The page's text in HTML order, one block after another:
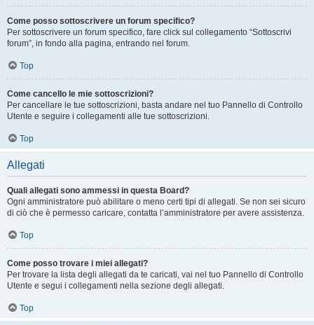
Come posso sottoscrivere un forum specifico?
Per sottoscrivere un forum specifico, fare click sul collegamento “Sottoscrivi
forum”, in fondo alla pagina, entrando nel forum.
Top
Come cancello le mie sottoscrizioni?
Per cancellare le tue sottoscrizioni, basta andare nel tuo Pannello di Controllo
Utente e seguire i collegamenti alle tue sottoscrizioni.
Top
Allegati
Quali allegati sono ammessi in questa Board?
Ogni amministratore può abilitare o meno certi tipi di allegati. Se non sei sicuro
di ciò che è permesso caricare, contatta l’amministratore per avere assistenza.
Top
Come posso trovare i miei allegati?
Per trovare la lista degli allegati da te caricati, vai nel tuo Pannello di Controllo
Utente e segui i collegamenti nella sezione degli allegati.
Top